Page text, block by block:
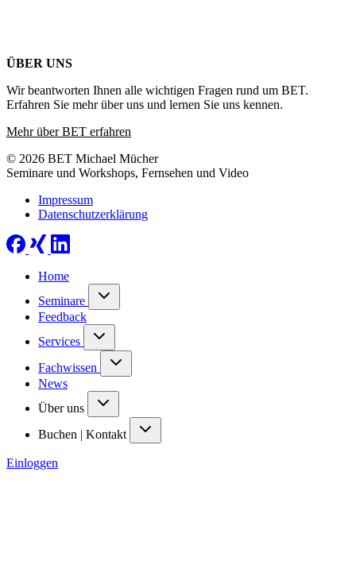
ÜBER UNS
Wir beantworten Ihnen alle wichtigen Fragen rund um BET.
Erfahren Sie mehr über uns und lernen Sie uns kennen.
Mehr über BET erfahren
© 2026 BET Michael Mücher
Seminare und Workshops, Fernsehen und Video
Impressum
Datenschutzerklärung
Home
Seminare
Feedback
Services
Fachwissen
News
Über uns
Buchen | Kontakt
Einloggen